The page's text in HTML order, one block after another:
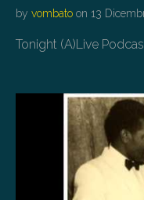
by vombato on 13
Tonight (A)Live